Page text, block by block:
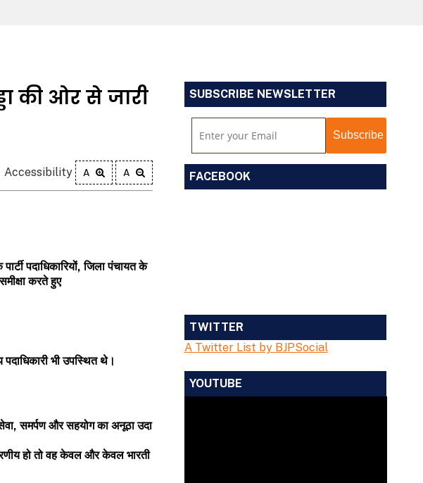
की ओर से जारी
Accessibility A A
पार्टी पदाधिकारियों,जिला पंचायत के
समीक्षा करते हुए
पदाधिकारी भी उपस्थित थे।
,समर्पण और सहयोग का अनूठा उदा
हो तो वह केवल और केवल भारती
SUBSCRIBE NEWSLETTER
FACEBOOK
TWITTER
A Twitter List by BJPSocial
YOUTUBE